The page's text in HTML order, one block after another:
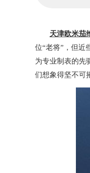
天津欧米茄
位“老将”，但近
为专业制表的先
们想象得坚不可